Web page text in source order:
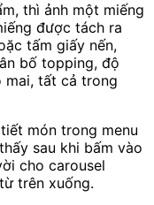
thì ảnh một miếng
được tách ra
tấm giấy nến,
bố topping, độ
mai, tất cả trong
món trong menu
sau khi bấm vào
cho carousel
trên xuống.